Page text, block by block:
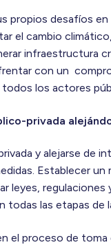
propios desafíos
el cambio
infraestructura
con un
los actores
privada
y alejarse de
Establecer
leyes,
todas las etapas de
el proceso de